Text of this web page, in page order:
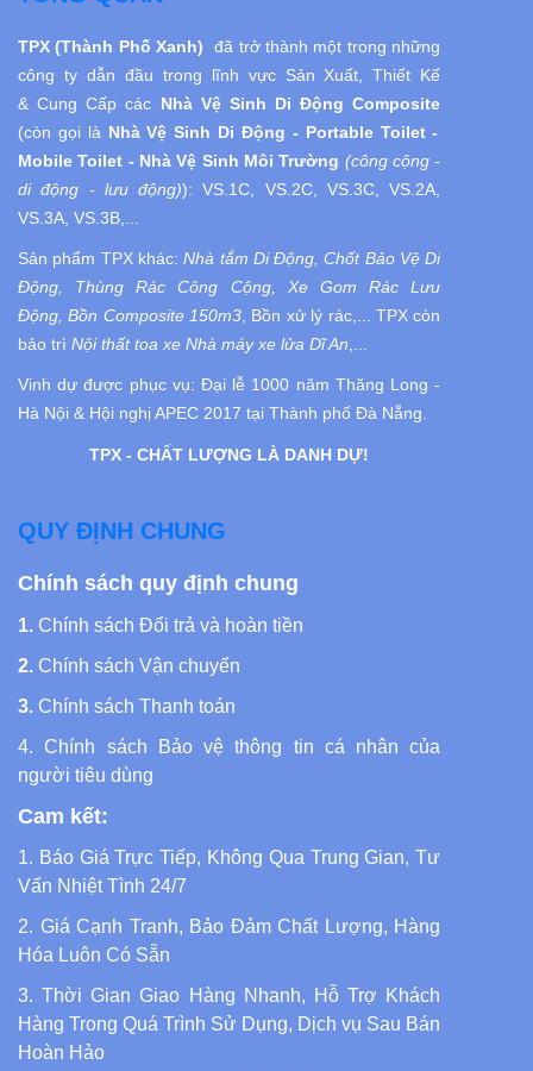
TPX (Thành Phố Xanh) đã trở thành một trong những
công ty dẫn đầu trong lĩnh vực Sản Xuất, Thiết Kế
& Cung Cấp các Nhà Vệ Sinh Di Động Composite
(còn gọi là Nhà Vệ Sinh Di Động - Portable Toilet -
Mobile Toilet - Nhà Vệ Sinh Môi Trường (công cộng -
di động - lưu động)): VS.1C, VS.2C, VS.3C, VS.2A,
VS.3A, VS.3B,...
Sản phẩm TPX khác:Nhà tắm Di Động, Chốt Bảo Vệ Di
Động, Thùng Rác Công Cộng, Xe Gom Rác Lưu
Động, Bồn Composite 150m3 , Bồn xử lý rác,... TPX còn
bảo trì Nội thất toa xe Nhà máy xe lửa Dĩ An
Vinh dự được phục vụ:Đại lễ 1000 năm Thăng Long -
Hà Nội & Hội nghị APEC 2017 tại Thành phố Đà Nẵng.
TPX - CHẤT LƯỢNG LÀ DANH DỰ!
QUY ĐỊNH CHUNG
Chính sách quy định chung
1. Chính sách Đổi trả và hoàn tiền
2. Chính sách Vận chuyển
3. Chính sách Thanh toán
4. Chính sách Bảo vệ thông tin cá nhân của
người tiêu dùng
Cam kết:
1. Báo Giá Trực Tiếp, Không Qua Trung Gian, Tư
Vấn Nhiệt Tình 24/7
2. Giá Cạnh Tranh, Bảo Đảm Chất Lượng, Hàng
Hóa Luôn Có Sẵn
3. Thời Gian Giao Hàng Nhanh, Hỗ Trợ Khách
Hàng Trong Quá Trình Sử Dụng, Dịch vụ Sau Bán
Hoàn Hảo